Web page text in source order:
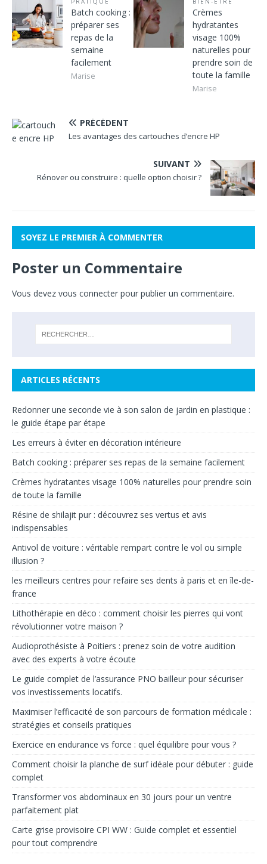
Batch cooking :
préparer ses
repas de la
semaine
facilement
Marise
Crèmes
hydratantes
visage 100%
naturelles pour
prendre soin de
toute la famille
Marise
PRÉCÉDENT
Les avantages des cartouches d’encre HP
SUIVANT
Rénover ou construire : quelle option choisir ?
SOYEZ LE PREMIER À COMMENTER
Poster un Commentaire
Vous devez vous connecter pour publier un commentaire.
ARTICLES RÉCENTS
Redonner une seconde vie à son salon de jardin en plastique :
le guide étape par étape
Les erreurs à éviter en décoration intérieure
Batch cooking : préparer ses repas de la semaine facilement
Crèmes hydratantes visage 100% naturelles pour prendre soin
de toute la famille
Résine de shilajit pur : découvrez ses vertus et avis
indispensables
Antivol de voiture : véritable rempart contre le vol ou simple
illusion ?
les meilleurs centres pour refaire ses dents à paris et en île-de-
france
Lithothérapie en déco : comment choisir les pierres qui vont
révolutionner votre maison ?
Audioprothésiste à Poitiers : prenez soin de votre audition
avec des experts à votre écoute
Le guide complet de l’assurance PNO bailleur pour sécuriser
vos investissements locatifs.
Maximiser l’efficacité de son parcours de formation médicale :
stratégies et conseils pratiques
Exercice en endurance vs force : quel équilibre pour vous ?
Comment choisir la planche de surf idéale pour débuter : guide
complet
Transformer vos abdominaux en 30 jours pour un ventre
parfaitement plat
Carte grise provisoire CPI WW : Guide complet et essentiel
pour tout comprendre